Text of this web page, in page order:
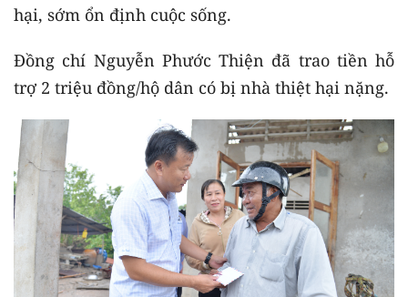
hại, sớm ổn định cuộc sống.
Đồng chí Nguyễn Phước Thiện đã trao tiền hỗ
trợ 2 triệu đồng/hộ dân có bị nhà thiệt hại nặng.